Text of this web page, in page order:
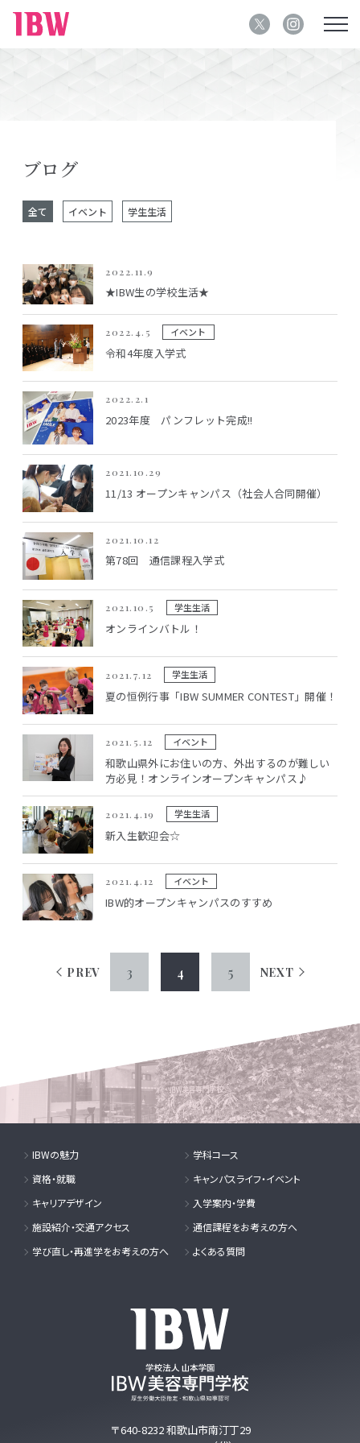
ブログ
全て イベント 学生生活
2022.11.9
★IBW生の学校生活★
2022.4.5 イベント
令和4年度入学式
2022.2.1
2023年度 パンフレット完成!!
2021.10.29
11/13 オープンキャンパス（社会人合同開催）
2021.10.12
第78回 通信課程入学式
2021.10.5 学生生活
オンラインバトル！
2021.7.12 学生生活
夏の恒例行事「IBW SUMMER CONTEST」開催！
2021.5.12 イベント
和歌山県外にお住いの方、外出するのが難しい
方必見！オンラインオープンキャンパス♪
2021.4.19 学生生活
新入生歓迎会☆
2021.4.12 イベント
IBW的オープンキャンパスのすすめ
PREV 3 4 5 NEXT
〒640-8232和歌山市南汀丁29
IBWの魅力
学科コース
資格・就職
キャンパスライフ・イベント
キャリアデザイン
入学案内・学費
施設紹介・交通アクセス
通信課程をお考えの方へ
学び直し・再進学をお考えの方へ
よくある質問